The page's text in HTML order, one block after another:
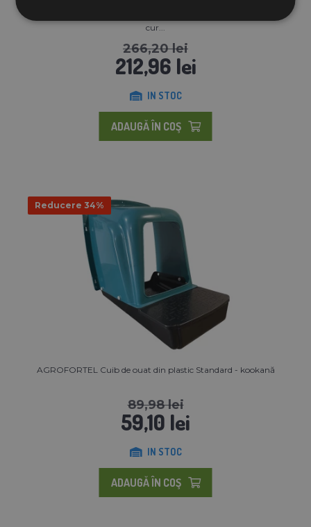
cur...
266,20 lei
212,96 lei
IN STOC
ADAUGĂ ÎN COŞ
Reducere 34%
AGROFORTEL Cuib de ouat din plastic Standard - kookană
89,98 lei
59,10 lei
IN STOC
ADAUGĂ ÎN COŞ